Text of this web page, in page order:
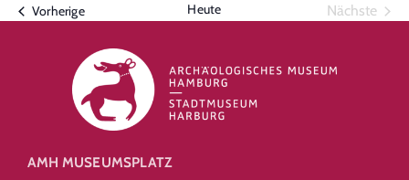
VorherigeVeranstaltungen Heute Nächste
AMH MUSEUMSPLATZ